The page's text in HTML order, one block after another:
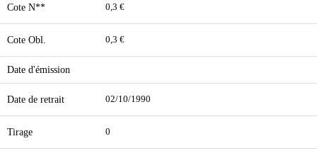
Cote N** 0,3 €
Cote Obl. 0,3 €
Date d'émission
Date de retrait 02/10/1990
Tirage 0